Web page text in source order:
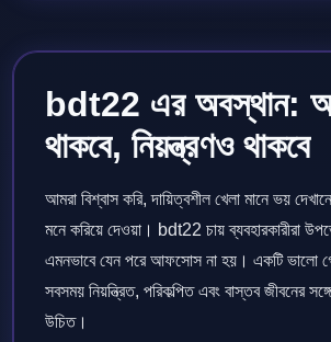
bdt22 এর অবস্থান:
থাকবে, নিয়ন্ত্রণও থাকবে
আমরা বিশ্বাস করি, দায়িত্বশীল খেলা মানে ভয়
মনে করিয়ে দেওয়া। bdt22 চায় ব্যবহারকারীরা
এমনভাবে যেন পরে আফসোস না হয়। একটি ভালো
সবসময় নিয়ন্ত্রিত, পরিকল্পিত এবং বাস্তব জীবনের
উচিত।